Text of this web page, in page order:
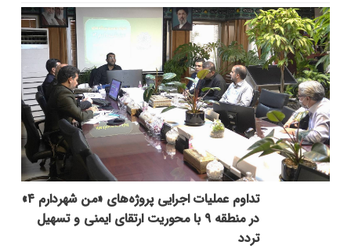
تداوم عملیات اجرایی پروژه‌های «من شهردارم ۴»
در منطقه ۹ با محوریت ارتقای ایمنی و تسهیل
تردد